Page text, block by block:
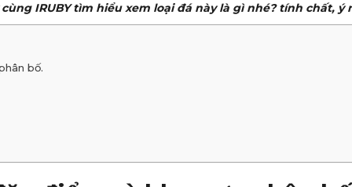
IRUBY tìm hiểu xem loại đá này là gì nhé? tính chất,
bố.